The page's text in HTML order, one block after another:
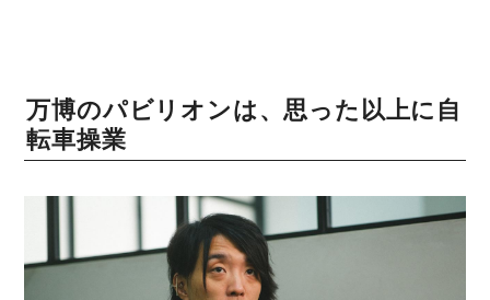
万博のパビリオンは、思った以上に自
転車操業